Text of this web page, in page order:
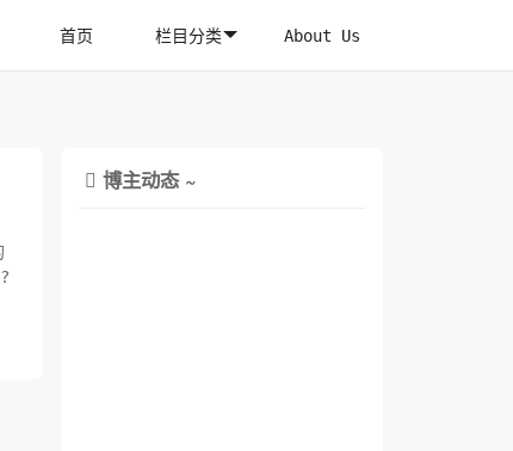
首页 栏目分类 About Us
 博主动态 ~